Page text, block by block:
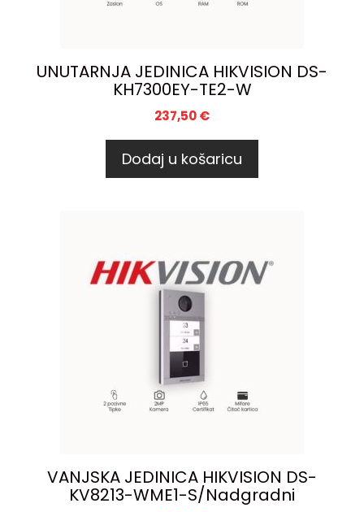
UNUTARNJA JEDINICA HIKVISION DS-
KH7300EY-TE2-W
237,50€
Dodaj u košaricu
VANJSKA JEDINICA HIKVISION DS-
KV8213-WME1-S/Nadgradni